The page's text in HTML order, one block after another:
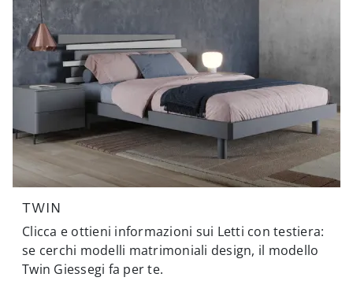
TWIN
Clicca e ottieni informazioni sui Letti con testiera:
se cerchi modelli matrimoniali design, il modello
Twin Giessegi fa per te.